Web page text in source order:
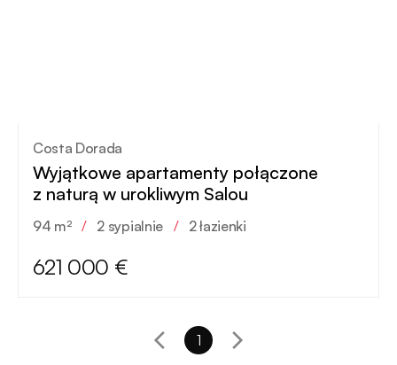
Costa Dorada
Wyjątkowe apartamenty połączone
z naturą w urokliwym Salou
94 m² / 2 sypialnie / 2 łazienki
621 000 €
1